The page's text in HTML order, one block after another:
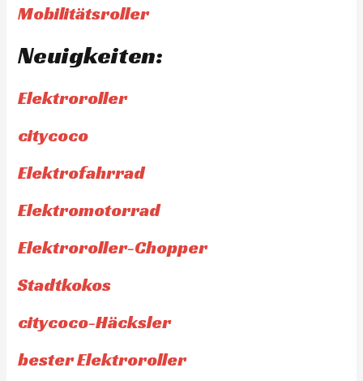
Mobilitätsroller
Neuigkeiten:
Elektroroller
citycoco
Elektrofahrrad
Elektromotorrad
Elektroroller-Chopper
Stadtkokos
citycoco-Häcksler
bester Elektroroller